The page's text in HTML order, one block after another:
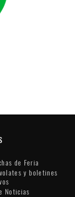
de Feria
y boletines
Noticias